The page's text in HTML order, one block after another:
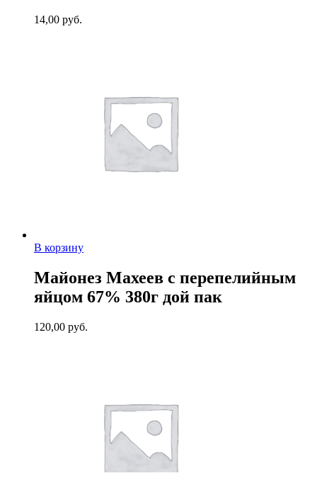
14,00 руб.
В корзину
Майонез Махеев с перепелийным
яйцом 67% 380г дой пак
120,00 руб.